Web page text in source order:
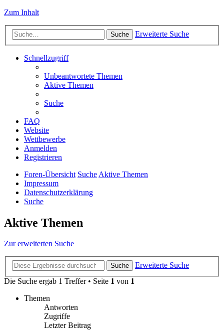
Zum Inhalt
Suche Erweiterte Suche
Schnellzugriff
Unbeantwortete Themen
Aktive Themen
Suche
FAQ
Website
Wettbewerbe
Anmelden
Registrieren
Foren-Übersicht Suche Aktive Themen
Impressum
Datenschutzerklärung
Suche
Aktive Themen
Zur erweiterten Suche
Suche
Erweiterte Suche
Die Suche ergab 1 Treffer • Seite 1 von 1
Themen
Antworten
Zugriffe
Letzter Beitrag